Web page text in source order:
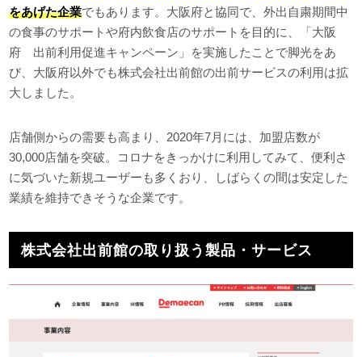
をあげた企業でもあります。大阪府と協同で、外出自粛期間中
の食事のサポートや府内飲食店のサポートを目的に、「大阪
府 出前利用促進キャンペーン」を実施したことで脚光をあ
び、大阪府以外でも株式会社出前館の出前サービスの利用は拡
大しました。
店舗側からの需要も高まり、2020年7月には、加盟店数が
30,000店舗を突破。コロナをきっかけに利用してみて、便利さ
に気づいた新規ユーザーも多くおり、しばらくの間は安定した
業績を維持できそうな企業です。
株式会社出前館の取り扱う製品・サービス